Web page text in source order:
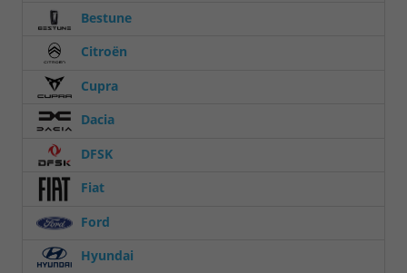
Bestune
Citroën
Cupra
Dacia
DFSK
Fiat
Ford
Hyundai